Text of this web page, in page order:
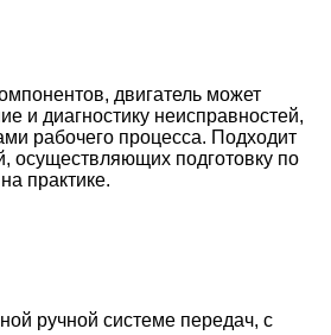
двигатель может
и диагностику неисправностей,
рабочего процесса. Подходит
осуществляющих подготовку по
практике.
ручной системе передач, с